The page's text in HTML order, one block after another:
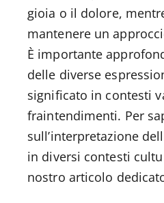
gioia o il dolore,
mantenere un
È importante
delle diverse
significato in contesti
fraintendimenti. Per
sull’interpretazione
in diversi contesti
nostro articolo